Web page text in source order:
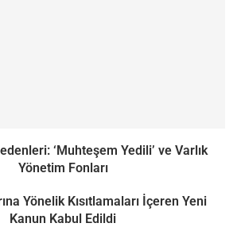
‘Muhteşem Yedili’ ve Varlık
Yönetim Fonları
Yönelik Kısıtlamaları İçeren Yeni
Kanun Kabul Edildi